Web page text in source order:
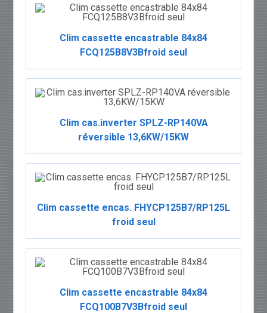
Clim cassette encastrable 84x84
FCQ125B8V3Bfroid seul
Clim cas.inverter SPLZ-RP140VA
réversible 13,6KW/15KW
Clim cassette encas. FHYCP125B7/RP125L
froid seul
Clim cassette encastrable 84x84
FCQ100B7V3Bfroid seul